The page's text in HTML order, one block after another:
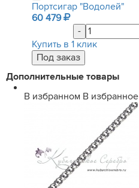
Портсигар "Водолей"
60 479
-
Купить в 1 клик
Дополнительные товары
В избранном В избранное